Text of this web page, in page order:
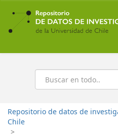
Ir
contenido
principal
Buscar
Repositorio de datos de
Chile
>